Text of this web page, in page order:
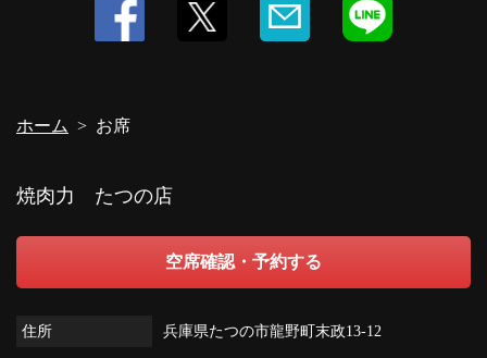
ホーム お席
焼肉力 たつの店
空席確認・予約する
住所 兵庫県たつの市龍野町末政13-12